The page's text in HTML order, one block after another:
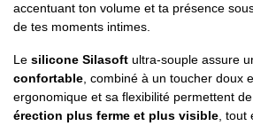
accentuant ton volume et ta présence
de tes moments intimes.
Le silicone Silasoft ultra-souple assure
confortable , combiné à un toucher doux
ergonomique et sa flexibilité permettent de
érection plus ferme et plus visible ,